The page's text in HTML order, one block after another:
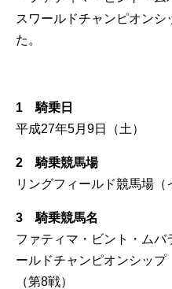
スワールドチャンピオン
た。
1 騎乗日
平成27年5月9日（土）
2 騎乗競馬場
リングフィールド競馬場（
3 騎乗競馬名
ファティマ・ビント・ムバ
ールドチャンピオンシップ
（第8戦）